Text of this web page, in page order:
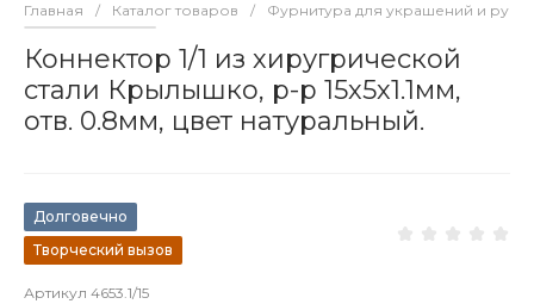
Главная / Каталог товаров / Фурнитура для украшений и
Коннектор 1/1 из хиругрической
стали Крылышко, р-р 15х5х1.1мм,
отв. 0.8мм, цвет натуральный.
Долговечно
Творческий вызов
Артикул 4653.1/15